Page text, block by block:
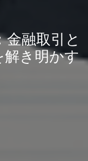
金融取引と
解き明かす